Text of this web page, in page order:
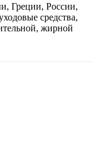
Греции, России,
средства,
жирной